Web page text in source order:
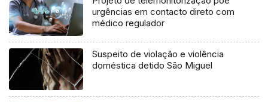
urgências em contacto direto com
médico regulador
Suspeito de violação e violência
doméstica detido São Miguel